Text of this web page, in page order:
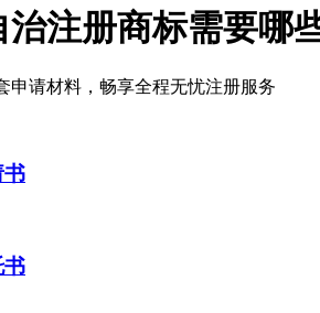
治注册商标需要哪
申请材料，畅享全程无忧注册服务
书
书